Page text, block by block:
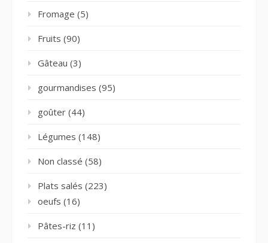
Fromage (5)
Fruits (90)
Gâteau (3)
gourmandises (95)
goûter (44)
Légumes (148)
Non classé (58)
Plats salés (223)
oeufs (16)
Pâtes-riz (11)